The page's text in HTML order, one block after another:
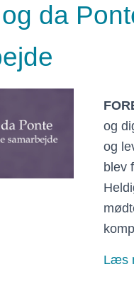
da
og
og
blev
Læs